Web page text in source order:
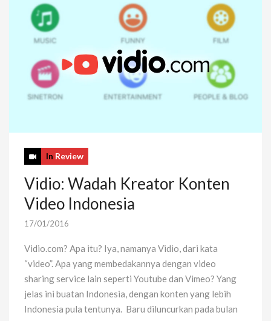
In Review
Vidio: Wadah Kreator Konten
Video Indonesia
17/01/2016
Vidio.com? Apa itu? Iya, namanya Vidio, dari kata
“video”. Apa yang membedakannya dengan video
sharing service lain seperti Youtube dan Vimeo? Yang
jelas ini buatan Indonesia, dengan konten yang lebih
Indonesia pula tentunya. Baru diluncurkan pada bulan